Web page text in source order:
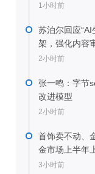
1小时前
苏泊尔回应
架，强化内容
2小时前
张一鸣：字节
改进模型
2小时前
首饰卖不动、
金市场上半年
3小时前